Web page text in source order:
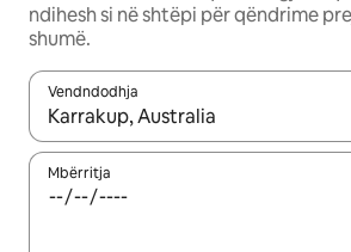
ndihesh si në shtëpi për qëndrime
shumë.
Vendndodhja
Kur rezultatet të jenë të
Mbërritja